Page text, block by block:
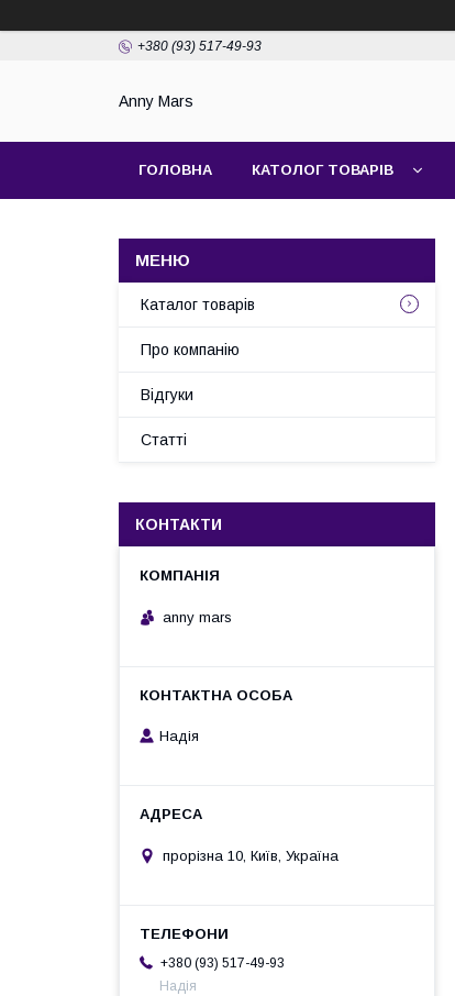
+380 (93) 517-49-93
Anny Mars
ГОЛОВНА КАТОЛОГ ТОВАРІВ
Каталог товарів
Про компанію
Відгуки
Статті
КОНТАКТИ
anny mars
Надія
прорізна 10, Київ, Україна
+380 (93) 517-49-93
Надія